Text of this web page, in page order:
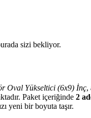
sizi bekliyor.
Oval Yükseltici (6x9) İnç,
Paket içeriğinde 2
yeni bir boyuta taşır.